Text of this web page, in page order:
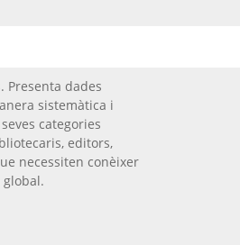
Presenta dades
sistemàtica i
categories
editors,
necessiten conèixer